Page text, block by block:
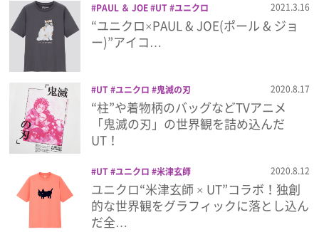
Emo!miuとは？
免責事項
プライバシーポリシー
利用規約
お問い合わせ
PAUL ＆ JOE UT ユニクロ 2021.3.16
“ユニクロ×PAUL & JOE(ポール & ジョ
ー)”アイコ…
UT ユニクロ 鬼滅の刃 2020.8.17
“柱”や着物柄のバッグなどTVアニメ
「鬼滅の刃」の世界観を詰め込んだ
UT！
UT ユニクロ 米津玄師 2020.8.12
ユニクロ“米津玄師 × UT”コラボ！独創
的な世界観をグラフィックに落とし込ん
だ全…